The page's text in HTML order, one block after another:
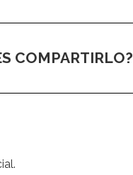
COMPARTIRLO?